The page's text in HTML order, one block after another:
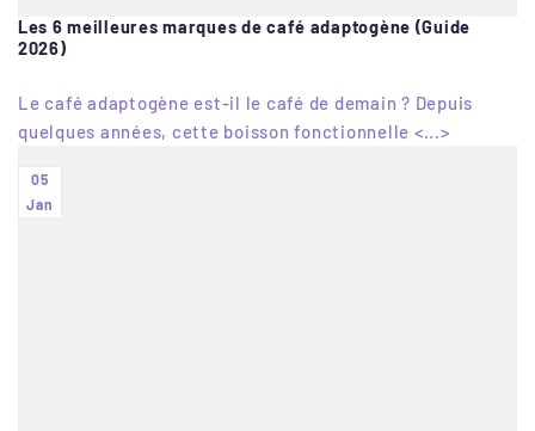
Les 6 meilleures marques de café adaptogène (Guide
2026)
Le café adaptogène est-il le café de demain ? Depuis
quelques années, cette boisson fonctionnelle <...>
05
Jan